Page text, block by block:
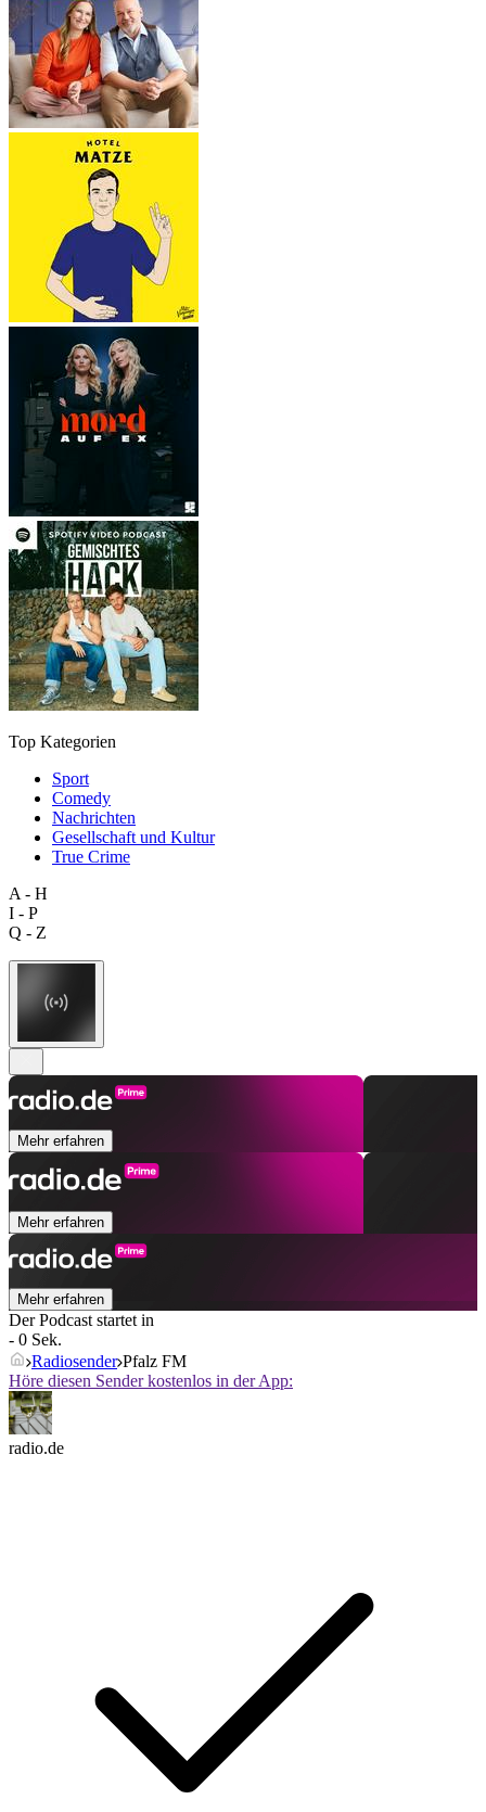
Top Kategorien
Sport
Comedy
Nachrichten
Gesellschaft und Kultur
True Crime
A - H
I - P
Q - Z
Mehr erfahren
Mehr erfahren
Mehr erfahren
Der Podcast startet in
- 0 Sek.
Radiosender Pfalz FM
Höre diesen Sender kostenlos in der App:
radio.de